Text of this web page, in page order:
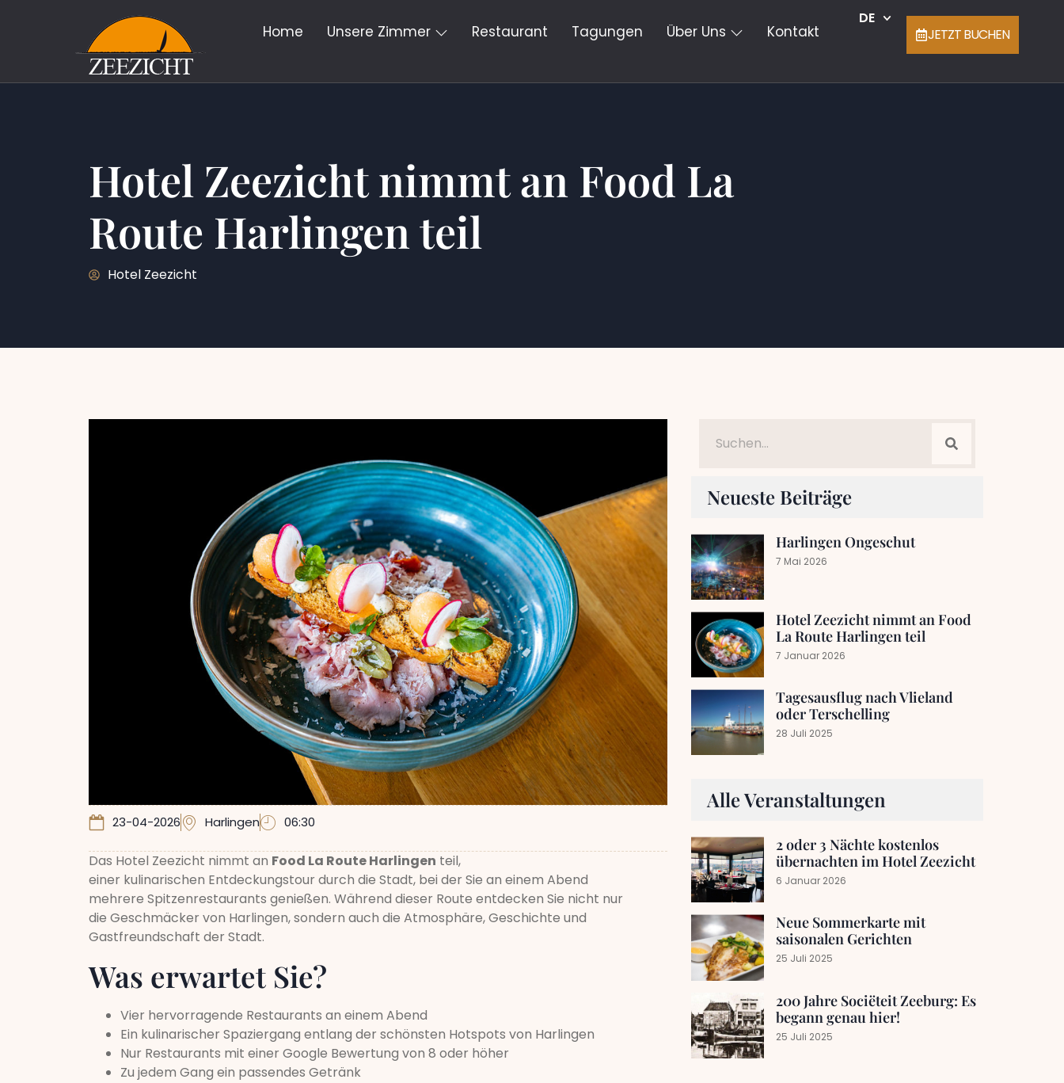
Home Unsere Zimmer Restaurant Tagungen Über Uns Kontakt
DE
JETZT BUCHEN
Hotel Zeezicht nimmt an Food La
Route Harlingen teil
Hotel Zeezicht
23-04-2026 Harlingen 06:30
Das Hotel Zeezicht nimmt an Food La Route Harlingen teil,
einer kulinarischen Entdeckungstour durch die Stadt, bei der Sie an einem Abend
mehrere Spitzenrestaurants genießen. Während dieser Route entdecken Sie nicht nur
die Geschmäcker von Harlingen, sondern auch die Atmosphäre, Geschichte und
Gastfreundschaft der Stadt.
Was erwartet Sie?
Vier hervorragende Restaurants an einem Abend
Ein kulinarischer Spaziergang entlang der schönsten Hotspots von Harlingen
Nur Restaurants mit einer Google Bewertung von 8 oder höher
Zu jedem Gang ein passendes Getränk
Neueste Beiträge
Harlingen Ongeschut
7 Mai 2026
Hotel Zeezicht nimmt an Food
La Route Harlingen teil
7 Januar 2026
Tagesausflug nach Vlieland
oder Terschelling
28 Juli 2025
Alle Veranstaltungen
2 oder 3 Nächte kostenlos
übernachten im Hotel Zeezicht
6 Januar 2026
Neue Sommerkarte mit
saisonalen Gerichten
25 Juli 2025
200 Jahre Sociëteit Zeeburg: Es
begann genau hier!
25 Juli 2025